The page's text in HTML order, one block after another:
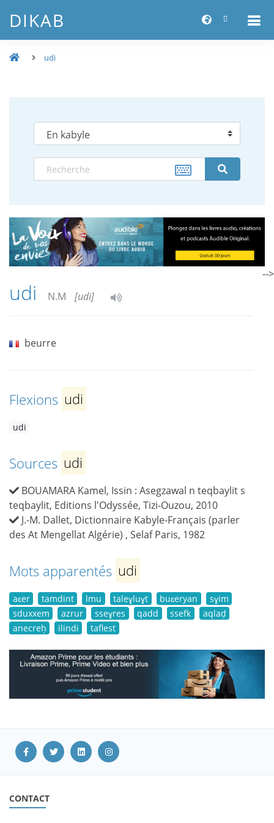
DIKAB
udi
udi N.M [udi]
beurre
Flexions udi
udi
Sources udi
BOUAMARA Kamel, Issin : Asegzawal n teqbaylit s
teqbaylit, Editions l'Odyssée, Tizi-Ouzou, 2010
J.-M. Dallet, Dictionnaire Kabyle-Français (parler
des At Mengellat Algérie) , Selaf Paris, 1982
Mots apparentés udi
aɛer tamdint lmu taleɣluɣt buɛeryan
sɣim
sduxxem
azrur sseɣres qadd ssefk
aqlaḍ
anecreḥ
ilindi taflest
-->
CONTACT